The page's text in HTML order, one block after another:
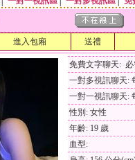
進入包廂 送禮
免費文字聊天:
一對多視訊聊天:
一對一視訊聊天:
性別: 女性
年齡: 19 歲
血型: